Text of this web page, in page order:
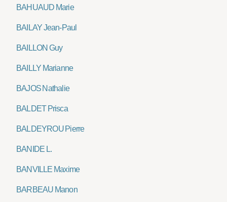
BAHUAUD Marie
BAILAY Jean-Paul
BAILLON Guy
BAILLY Marianne
BAJOS Nathalie
BALDET Prisca
BALDEYROU Pierre
BANIDE L.
BANVILLE Maxime
BARBEAU Manon